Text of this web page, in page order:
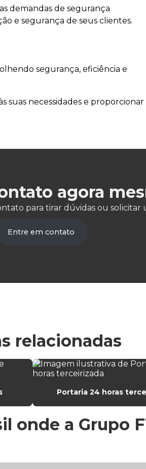
demandas de segurança
e segurança de seus clientes.
segurança, eficiência e
suas necessidades e proporcionar
agora
para tirar dúvidas ou solicitar
Entre em contato
relacionadas
Portaria 24 horas
onde a Grupo